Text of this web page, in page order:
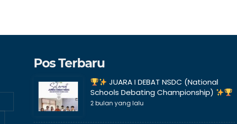
Pos Terbaru
JUARA I DEBAT NSDC (National
Schools Debating Championship)
2 bulan yang lalu